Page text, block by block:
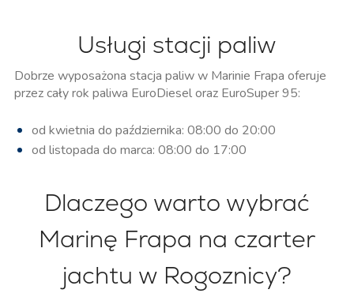
Usługi stacji paliw
Dobrze wyposażona stacja paliw w Marinie Frapa oferuje
przez cały rok paliwa EuroDiesel oraz EuroSuper 95:
od kwietnia do października: 08:00 do 20:00
od listopada do marca: 08:00 do 17:00
Dlaczego warto wybrać
Marinę Frapa na czarter
jachtu w Rogoznicy?